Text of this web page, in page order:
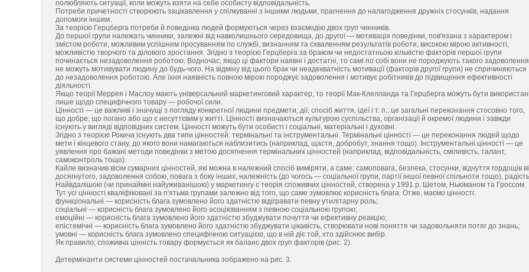
полюбляють ситуації, коли можуть взяти на себе особисту відповідальність.
Потреби причетності створюють зацікавлення у спілкуванні з іншими людьми, прагнення до налагодження дружніх стосунків, надання
допомоги іншим.
За теорією Герцберга потреби й поведінка людей формуються через взаємодію двох груп чинників.
До першої групи належать чинники, залежні від навколишнього середовища, до другої — мотивація поведінки, пов'язана з характером і
змістом роботи, можливим успішним просуванням по службі, визнанням та схваленням результатів роботи, високою мірою активності,
можливістю творчого та ділового зростання. Згідно з теорією Герцберга за браком чи недостатньою кількістю факторів першої групи
починається незадоволення роботою. Водночас, якщо ці фактори наявні і достатні, то самі по собі вони не породжують такого задоволення
не можуть мотивувати людину до будь-чого. На відміну від цього брак чи неадекватність мотивації (факторів другої групи) не спричиняються
до незадоволення роботою. Але їхня наявність повною мірою породжує задоволення і мотивує робітників до підвищення ефективності
діяльності.
Якщо теорії Меррея і Маслоу мають універсальний маркетинговий характер, то теорії Мак-Клелланда та Герцберга можуть бути
лише щодо специфічного товару — робочої сили.
Цінності — це важливі і значущі з погляду конкретної людини предмети, дії, спосіб життя, ідеї і т. п.; це загальні переконання стосовно того,
що добре, що погано або що є несуттєвим у житті. Цінності визначаються культурою суспільства, організації й окремої людини і завжди
існують у вигляді відповідних систем. Цінності можуть бути особисті і соціальні, матеріальні і духовні.
Згідно з теорією Рокича існують два типи цінностей: термінальні та інструментальні. Термінальні цінності — це переконання людей щодо
мети і кінцевого стану, до якого вони намагаються наблизитись (наприклад, щастя, добробут, знання тощо). Інструментальні цінності — це
уявлення про бажані методи поведінки з метою досягнення термінальних цінностей (наприклад, відповідальність, сміливість, талант,
самоконтроль тощо).
Кайле визначив вісім сумарних цінностей, які можна в належний спосіб виміряти, а саме: самоповага, безпека, стосунки, відчуття гордощів
досягнутого, задоволення собою, повага з боку інших, належність (до чогось — соціальної групи, партії іншої певної спільноти тощо),
Найвдалішою (чи принаймні найуживанішою) у маркетингу є теорія споживчих цінностей, створена у 1991 р. Шетом, Ньюманом та Гроссом.
Тут усі цінності кваліфіковані за п'ятьма групами залежно від того, що саме зумовлює корисність блага. Отже, маємо цінності:
функціональні — корисність блага зумовлено його здатністю відігравати певну утилітарну роль;
соціальні — корисність блага зумовлено його асоціюванням з певною соціальною групою;
емоційні — корисність блага зумовлено його здатністю збуджувати почуття чи ефективну реакцію;
епістемічні — корисність блага зумовлено його здатністю збуджувати цікавість, створювати нові поняття чи задовольняти потяг до знань;
умовні — корисність блага зумовлено специфічною ситуацією, що в ній діє той, хто здійснює вибір.
Як правило, споживча цінність товару формується як баланс двох груп факторів (рис. 2).
Детермінанти системи цінностей постачальника зображено на рис. 3.